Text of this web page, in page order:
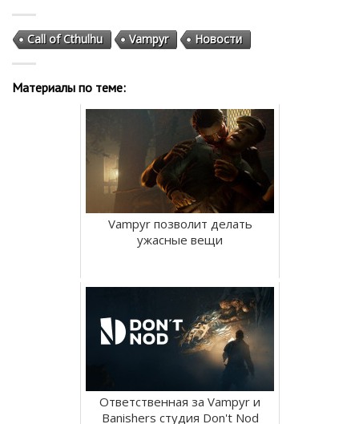
Call of Cthulhu Vampyr Новости
Материалы по теме:
Vampyr позволит делать
ужасные вещи
Ответственная за Vampyr и
Banishers студия Don't Nod